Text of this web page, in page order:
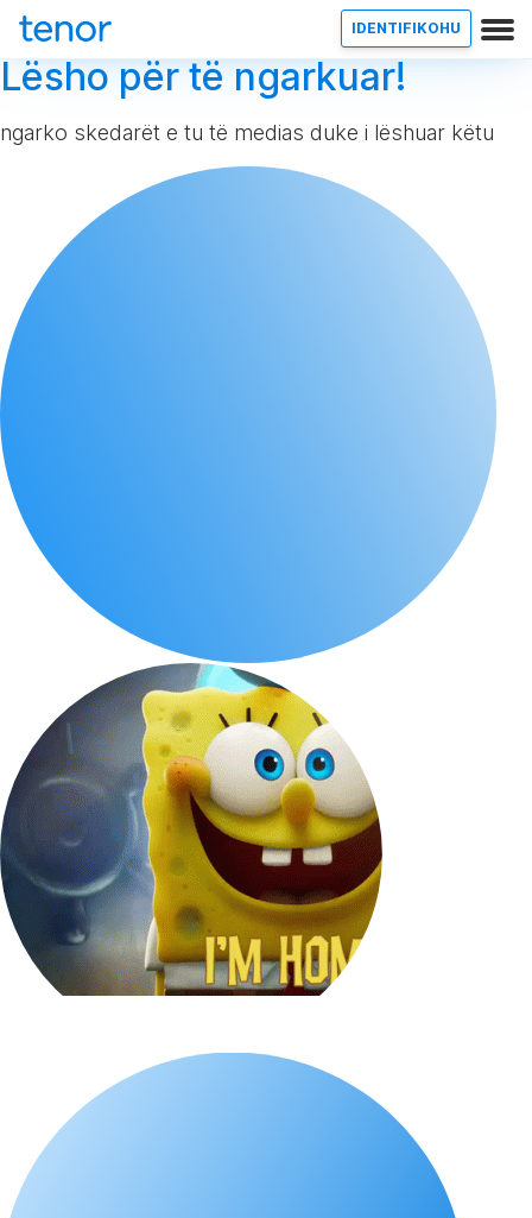
IDENTIFIKOHU
Lësho për të ngarkuar!
ngarko skedarët e tu të medias duke i lëshuar këtu